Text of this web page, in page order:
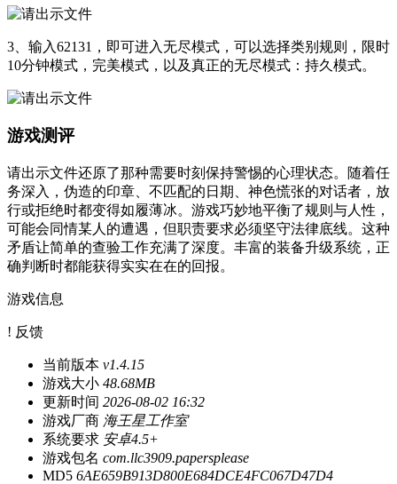
3、输入62131，即可进入无尽模式，可以选择类别规则，限时
10分钟模式，完美模式，以及真正的无尽模式：持久模式。
游戏测评
请出示文件还原了那种需要时刻保持警惕的心理状态。随着任
务深入，伪造的印章、不匹配的日期、神色慌张的对话者，放
行或拒绝时都变得如履薄冰。游戏巧妙地平衡了规则与人性，
可能会同情某人的遭遇，但职责要求必须坚守法律底线。这种
矛盾让简单的查验工作充满了深度。丰富的装备升级系统，正
确判断时都能获得实实在在的回报。
游戏信息
! 反馈
当前版本 v1.4.15
游戏大小 48.68MB
更新时间 2026-08-02 16:32
游戏厂商 海王星工作室
系统要求 安卓4.5+
游戏包名 com.llc3909.papersplease
MD5 6AE659B913D800E684DCE4FC067D47D4